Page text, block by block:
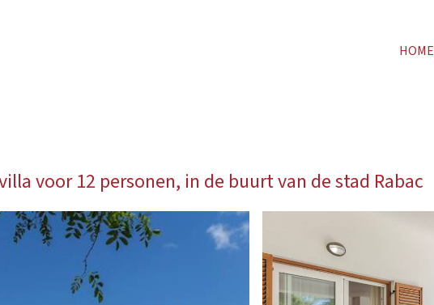
HOME
voor 12 personen, in de buurt van de stad Rabac